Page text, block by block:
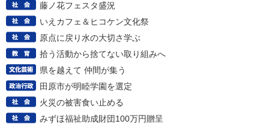
藤ノ花フェスタ盛況
いえカフェ＆ヒコケン文化祭
原点に戻り水の大切さ学ぶ
拾う活動から捨てない取り組みへ
県を越えて 仲間が集う
田原市が明睦学園を選定
火災の被害食い止める
みずほ福祉助成財団100万円贈呈